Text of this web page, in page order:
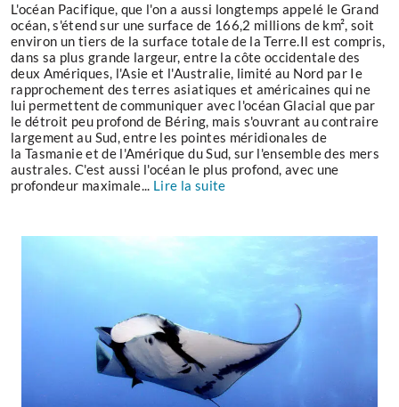
L'océan Pacifique, que l'on a aussi longtemps appelé le Grand
océan, s'étend sur une surface de 166,2 millions de km², soit
environ un tiers de la surface totale de la Terre.Il est compris,
dans sa plus grande largeur, entre la côte occidentale des
deux Amériques, l'Asie et l'Australie, limité au Nord par Ie
rapprochement des terres asiatiques et américaines qui ne
lui permettent de communiquer avec l'océan Glacial que par
le détroit peu profond de Béring, mais s'ouvrant au contraire
largement au Sud, entre les pointes méridionales de
la Tasmanie et de l'Amérique du Sud, sur l'ensemble des mers
australes. C'est aussi l'océan le plus profond, avec une
profondeur maximale... Lire la suite